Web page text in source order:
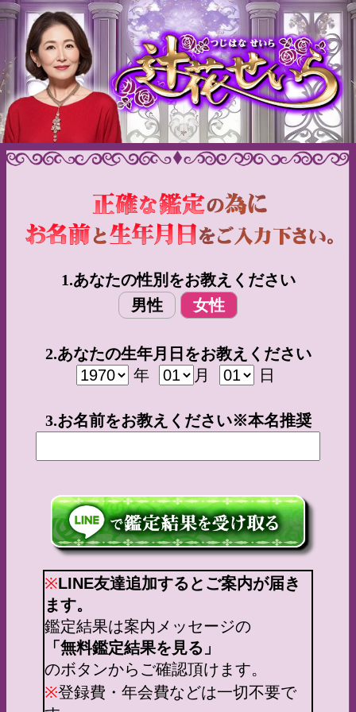
1.あなたの性別をお教えください
男性
女性
2.あなたの生年月日をお教えください
年
月 日
3.お名前をお教えください※本名推奨
※LINE友達追加するとご案内が届き
ます。
鑑定結果は案内メッセージの
「無料鑑定結果を見る」
のボタンからご確認頂けます。
※登録費・年会費などは一切不要で